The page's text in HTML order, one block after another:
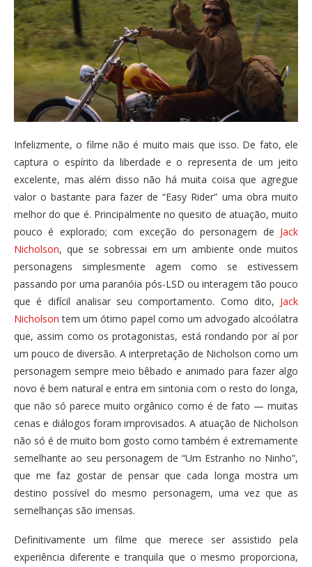
Infelizmente, o filme não é muito mais que isso. De fato, ele
captura o espírito da liberdade e o representa de um jeito
excelente, mas além disso não há muita coisa que agregue
valor o bastante para fazer de “Easy Rider” uma obra muito
melhor do que é. Principalmente no quesito de atuação, muito
pouco é explorado; com exceção do personagem de Jack
Nicholson, que se sobressai em um ambiente onde muitos
personagens simplesmente agem como se estivessem
passando por uma paranóia pós-LSD ou interagem tão pouco
que é difícil analisar seu comportamento. Como dito, Jack
Nicholson tem um ótimo papel como um advogado alcoólatra
que, assim como os protagonistas, está rondando por aí por
um pouco de diversão. A interpretação de Nicholson como um
personagem sempre meio bêbado e animado para fazer algo
novo é bem natural e entra em sintonia com o resto do longa,
que não só parece muito orgânico como é de fato — muitas
cenas e diálogos foram improvisados. A atuação de Nicholson
não só é de muito bom gosto como também é extremamente
semelhante ao seu personagem de “Um Estranho no Ninho”,
que me faz gostar de pensar que cada longa mostra um
destino possível do mesmo personagem, uma vez que as
semelhanças são imensas.
Definitivamente um filme que merece ser assistido pela
experiência diferente e tranquila que o mesmo proporciona,